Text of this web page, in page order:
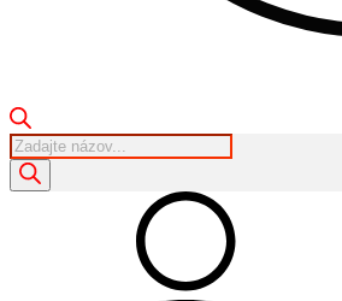
Products
search